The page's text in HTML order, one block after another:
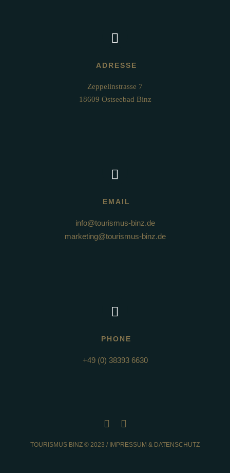
ADRESSE
Zeppelinstrasse 7
18609 Ostseebad Binz
EMAIL
info@tourismus-binz.de
marketing@tourismus-binz.de
PHONE
+49 (0) 38393 6630
TOURISMUS BINZ © 2023 / IMPRESSUM & DATENSCHUTZ